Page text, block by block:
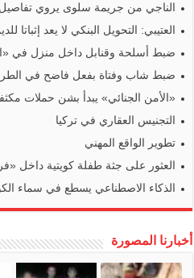
الناجي من جريمة سلوى يروي تفاصيل
العتيبي: التحويل البنكي لا يعد إثباتا
ضبط أسلحة وقنابل داخل منزل في
ضبط شاب وفتاة بفعل فاضح في
«الأمن الجنائي» يبدأ بشن حملات
التجنيس العقاري في تركيا
تطوير الواقع المهني
العثور على جثة طفلة كويتية داخل
الذكاء الاصطناعي يسطع في سماء
أخبارنا المصورة